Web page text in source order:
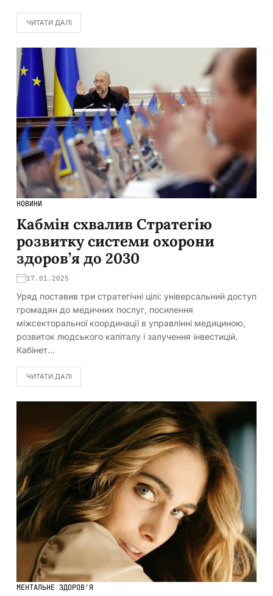
ЧИТАТИ ДАЛІ
НОВИНИ
Кабмін схвалив Стратегію
розвитку системи охорони
здоров’я до 2030
17.01.2025
Уряд поставив три стратегічні цілі: універсальний доступ
громадян до медичних послуг, посилення
міжсекторальної координації в управлінні медициною,
розвиток людського капіталу і залучення інвестицій.
Кабінет…
ЧИТАТИ ДАЛІ
МЕНТАЛЬНЕ ЗДОРОВ'Я